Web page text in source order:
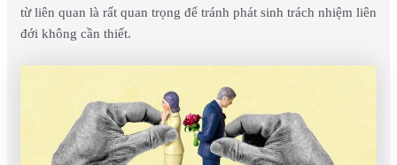
từ liên quan là rất quan trọng để tránh phát sinh trách nhiệm liên
đới không cần thiết.